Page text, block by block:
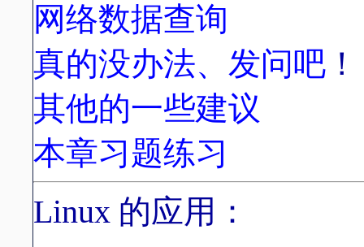
网络数据查询
真的没办法、发问吧 ！
其他的一些建议
本章习题练习
Linux 的应用：